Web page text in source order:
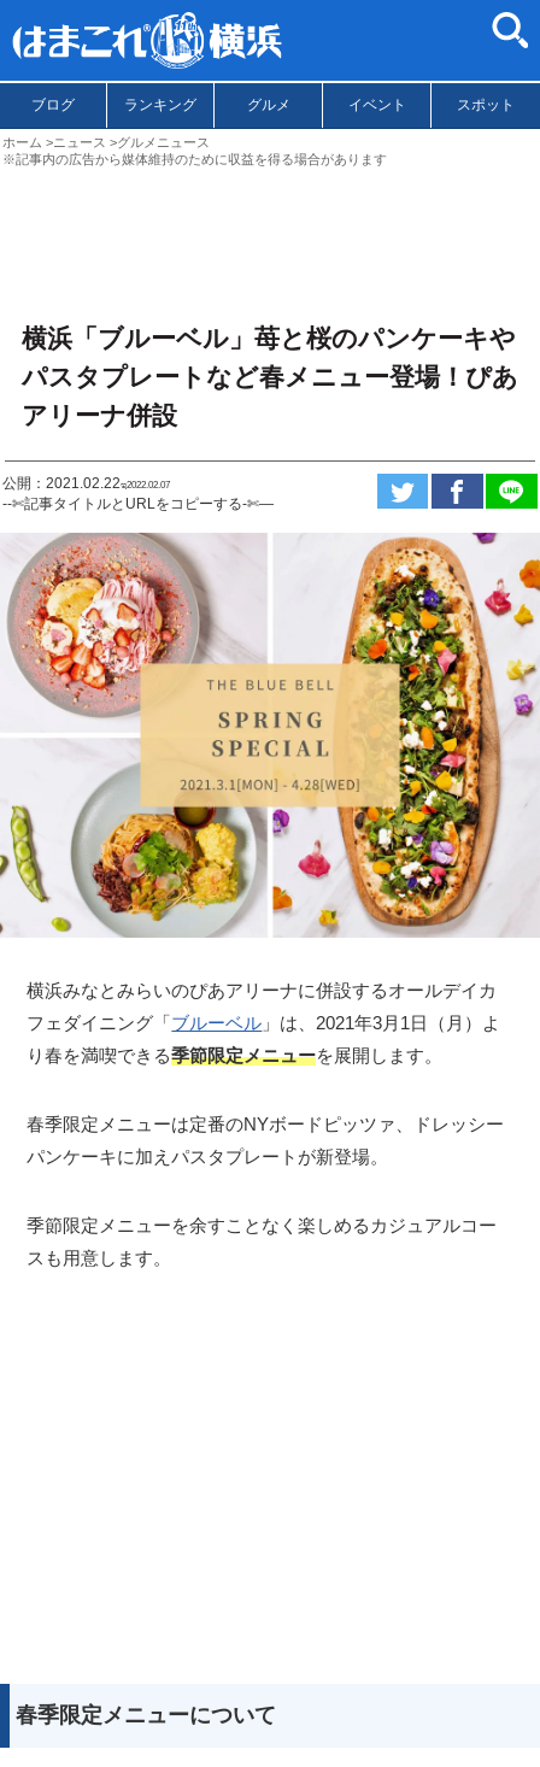
ブログ ランキング グルメ イベント スポット
ホーム ニュース
グルメニュース
※記事内の広告から媒体維持のために収益を得る場合があります
横浜「ブルーベル」苺と桜のパンケーキや
パスタプレートなど春メニュー登場！ぴあ
アリーナ併設
公開：2021.02.22ಇ2022.02.07
--✄記事タイトルとURLをコピーする-✄—
横浜みなとみらいのぴあアリーナに併設するオールデイカ
フェダイニング「ブルーベル 」は、2021年3月1日（月）よ
り春を満喫できる季節限定メニューを展開します。
春季限定メニューは定番のNYボードピッツァ、ドレッシー
パンケーキに加えパスタプレートが新登場。
季節限定メニューを余すことなく楽しめるカジュアルコー
スも用意します。
春季限定メニューについて